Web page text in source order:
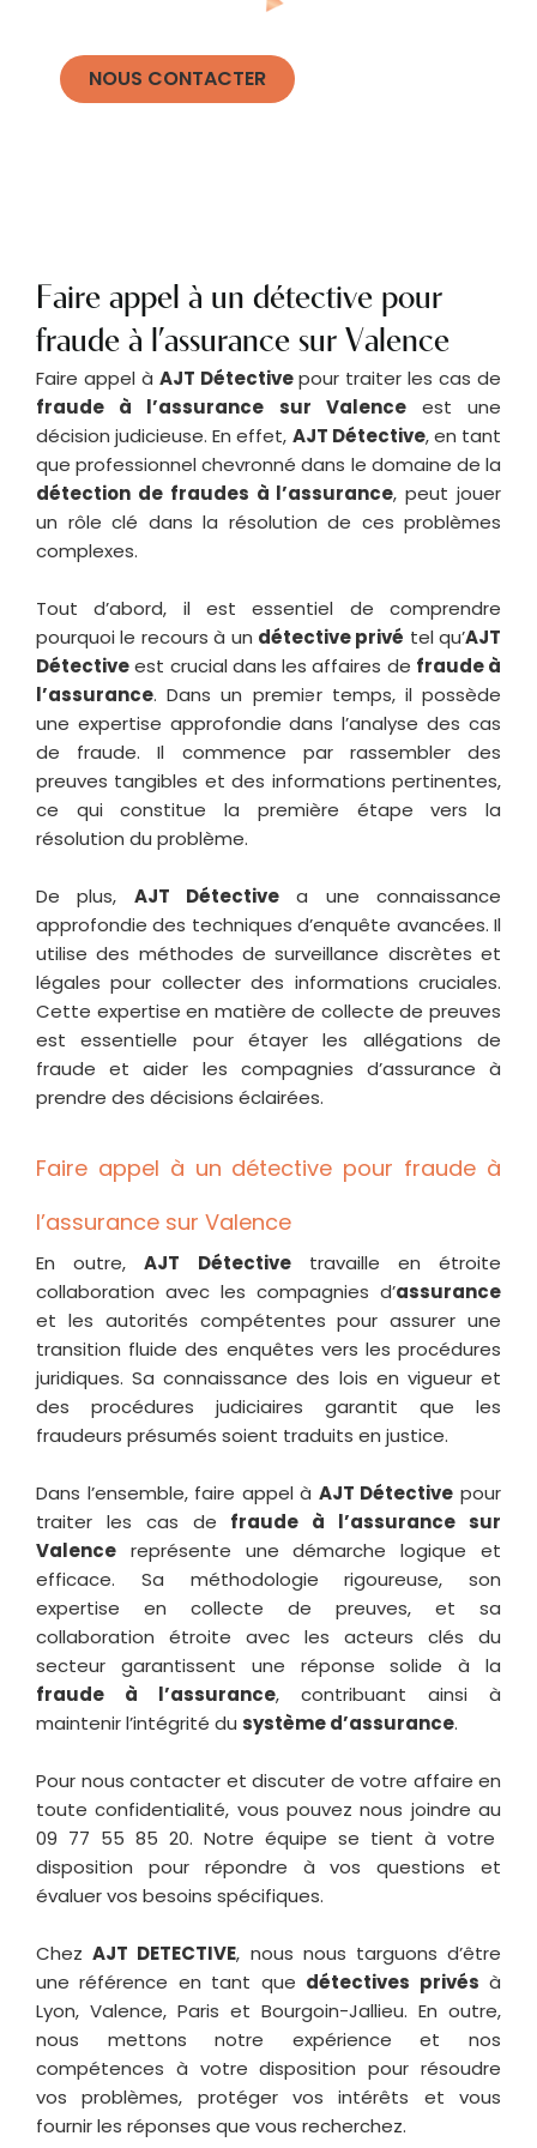
NOUS CONTACTER
Faire appel à un détective pour
fraude à l’assurance sur Valence
Faire appel à AJT Détectivepour traiter les cas de
fraude à l’assurance sur Valenceest une
décision judicieuse. En effet, AJT Détective, en tant
que professionnel chevronné dans le domaine de la
détection de fraudes à l’assurance, peut jouer
un rôle clé dans la résolution de ces problèmes
complexes.
Tout d’abord, il est essentiel de comprendre
pourquoi le recours à un détective privé tel qu’AJT
Détectiveest crucial dans les affaires de fraude à
l’assurance. Dans un premier temps, il possède
une expertise approfondie dans l’analyse des cas
de fraude. Il commence par rassembler des
preuves tangibles et des informations pertinentes,
ce qui constitue la première étape vers la
résolution du problème.
De plus, AJT Détective a une connaissance
approfondie des techniques d’enquête avancées. Il
utilise des méthodes de surveillance discrètes et
légales pour collecter des informations cruciales.
Cette expertise en matière de collecte de preuves
est essentielle pour étayer les allégations de
fraude et aider les compagnies d’assurance à
prendre des décisions éclairées.
Faire appel à un détective pour fraude à
l’assurance sur Valence
En outre,AJT Détectivetravaille en étroite
collaboration avec les compagnies d’assurance
et les autorités compétentes pour assurer une
transition fluide des enquêtes vers les procédures
juridiques. Sa connaissance des lois en vigueur et
des procédures judiciaires garantit que les
fraudeurs présumés soient traduits en justice.
Dans l’ensemble, faire appel à AJT Détective pour
traiter les cas de fraude à l’assurance sur
Valence représente une démarche logique et
efficace. Sa méthodologie rigoureuse, son
expertise en collecte de preuves, et sa
collaboration étroite avec les acteurs clés du
secteur garantissent une réponse solide à la
fraude à l’assurance, contribuant ainsi à
maintenir l’intégrité du système d’assurance.
Pour nous contacter et discuter de votre affaire en
toute confidentialité, vous pouvez nous joindre au
09 77 55 85 20. Notre équipe se tient à votre
disposition pour répondre à vos questions et
évaluer vos besoins spécifiques.
ChezAJT DETECTIVE, nous nous targuons d’être
une référence en tant que détectives privés à
Lyon, Valence, Paris et Bourgoin-Jallieu. En outre,
nous mettons notre expérience et nos
compétences à votre disposition pour résoudre
vos problèmes, protéger vos intérêts et vous
fournir les réponses que vous recherchez.